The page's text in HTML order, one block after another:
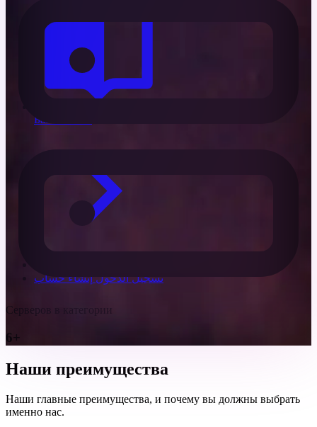
База знаний
تسجيل الدخولإنشاء حساب
Серверов в категории
6+
Наши преимущества
Наши главные преимущества, и почему вы должны выбрать
именно нас.